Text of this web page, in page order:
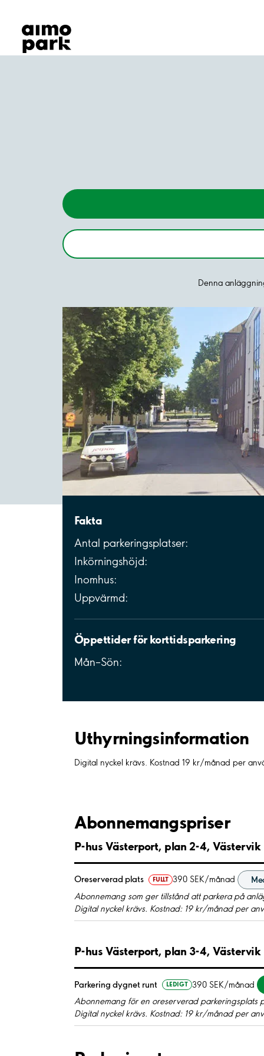
Hitta parkering
Samarbete
Kundservice
Denna
Fakta
Antal parkeringsplatser:
Inkörningshöjd:
Inomhus:
Uppvärmd:
Öppettider för korttidsparkering
Mån–Sön:
Uthyrnings­information
Digital nyckel krävs. Kostnad 19 kr/månad per
Abonnemangspriser
P-hus Västerport, plan 2-4, Västervik
Oreserverad plats FULLT 390 SEK/månad
Abonnemang som ger tillstånd att parkera på
Digital nyckel krävs. Kostnad: 19 kr/månad per
P-hus Västerport, plan 3-4, Västervik
Parkering dygnet runt LEDIGT 390 SEK/månad
Abonnemang för en oreserverad parkeringsplats
Digital nyckel krävs. Kostnad: 19 kr/månad per